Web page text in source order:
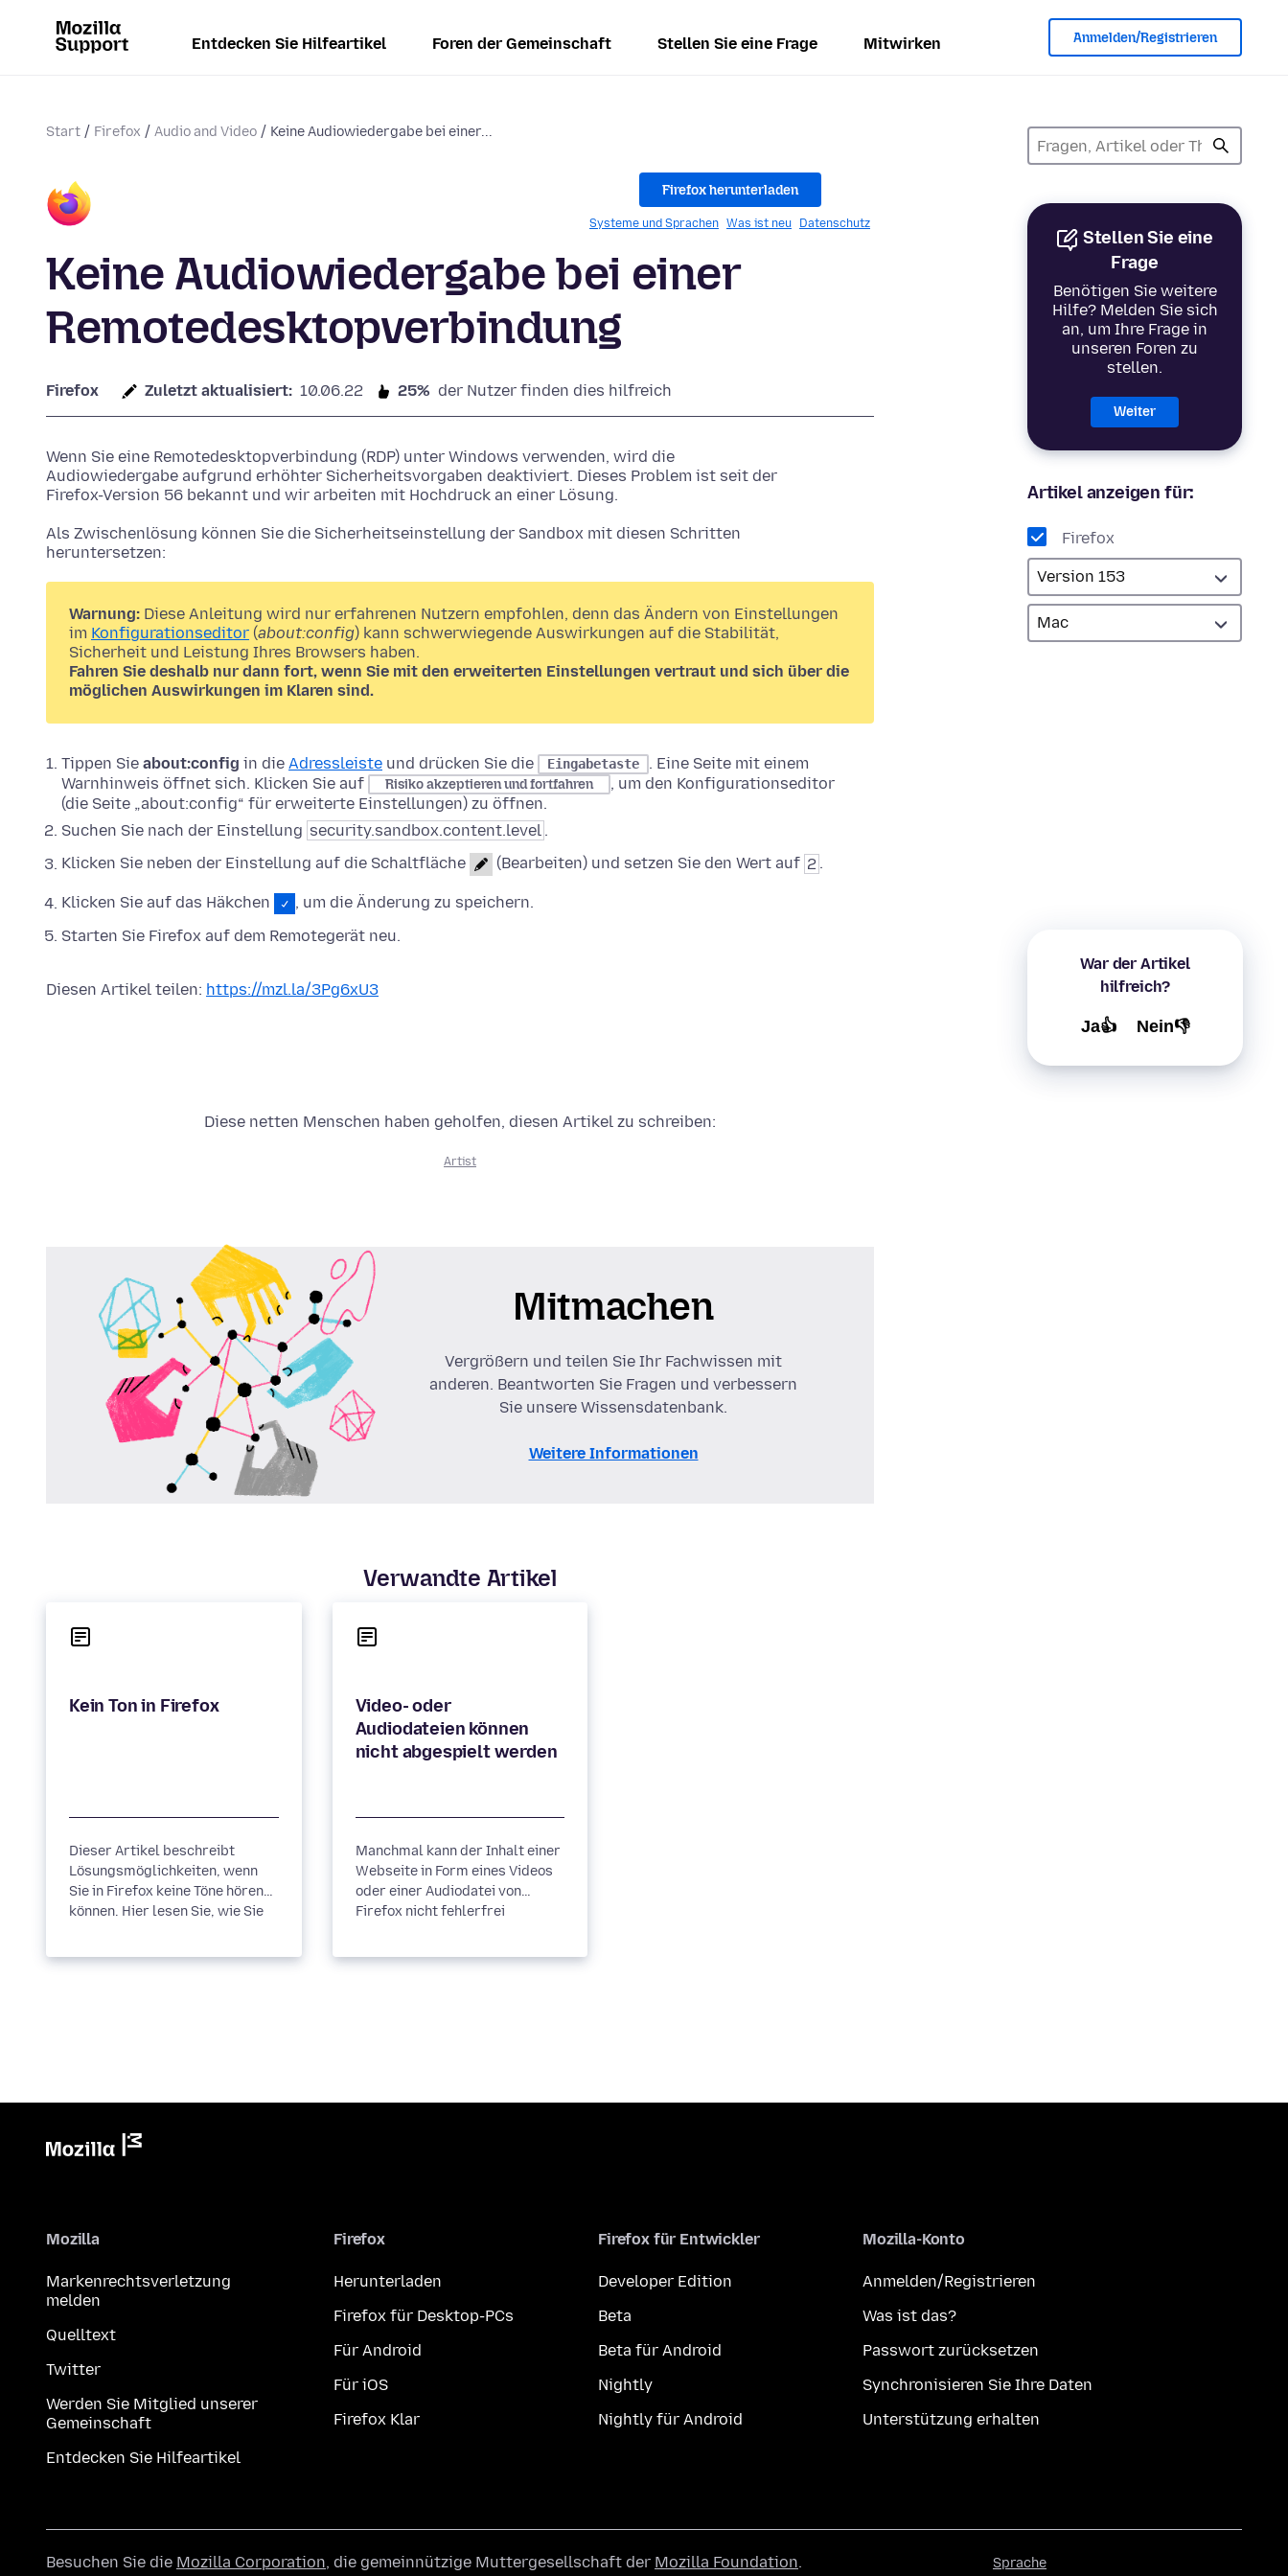
Entdecken Sie Hilfeartikel Foren der Gemeinschaft Stellen Sie eine Frage Mitwirken Anmelden/Registrieren
Start Firefox Audio and Video Keine Audiowiedergabe bei einer...
Stellen Sie eine
Frage
Benötigen Sie weitere
Hilfe? Melden Sie sich
an, um Ihre Frage in
unseren Foren zu
stellen.
Weiter
Artikel anzeigen für:
Firefox
War der Artikel
hilfreich?
Ja👍 Nein👎
Firefox herunterladen
Systeme und Sprachen Was ist neu Datenschutz
Keine Audiowiedergabe bei einer
Remotedesktopverbindung
Firefox Zuletzt aktualisiert: 10.06.22 25% der Nutzer finden dies hilfreich
Wenn Sie eine Remotedesktopverbindung (RDP) unter Windows verwenden, wird die
Audiowiedergabe aufgrund erhöhter Sicherheitsvorgaben deaktiviert. Dieses Problem ist seit der
Firefox-Version 56 bekannt und wir arbeiten mit Hochdruck an einer Lösung.
Als Zwischenlösung können Sie die Sicherheitseinstellung der Sandbox mit diesen Schritten
heruntersetzen:
Warnung: Diese Anleitung wird nur erfahrenen Nutzern empfohlen, denn das Ändern von Einstellungen
im Konfigurationseditor (about:config) kann schwerwiegende Auswirkungen auf die Stabilität,
Sicherheit und Leistung Ihres Browsers haben.
Fahren Sie deshalb nur dann fort, wenn Sie mit den erweiterten Einstellungen vertraut und sich über die
möglichen Auswirkungen im Klaren sind.
Tippen Sie about:config in die Adressleiste und drücken Sie die Eingabetaste
. Eine Seite mit einem
Warnhinweis öffnet sich. Klicken Sie auf
Risiko akzeptieren und fortfahren
, um den Konfigurationseditor
(die Seite „about:config“ für erweiterte Einstellungen) zu öffnen.
Suchen Sie nach der Einstellung security.sandbox.content.level .
Klicken Sie neben der Einstellung auf die Schaltfläche
(Bearbeiten) und setzen Sie den Wert auf 2 .
Klicken Sie auf das Häkchen
, um die Änderung zu speichern.
Starten Sie Firefox auf dem Remotegerät neu.
Diesen Artikel teilen: https://mzl.la/3Pg6xU3
Diese netten Menschen haben geholfen, diesen Artikel zu schreiben:
Artist
Mitmachen
Vergrößern und teilen Sie Ihr Fachwissen mit
anderen. Beantworten Sie Fragen und verbessern
Sie unsere Wissensdatenbank.
Weitere Informationen
Verwandte Artikel
Kein Ton in Firefox
Dieser Artikel beschreibt
Lösungsmöglichkeiten, wenn
Sie in Firefox keine Töne hören
können. Hier lesen Sie, wie Sie
Video- oder
Audiodateien können
Manchmal kann der Inhalt einer
Webseite in Form eines Videos
oder einer Audiodatei von
Firefox nicht fehlerfrei
Mozilla
Markenrechtsverletzung
melden
Quelltext
Twitter
Werden Sie Mitglied unserer
Gemeinschaft
Entdecken Sie Hilfeartikel
Firefox
Herunterladen
Firefox für Desktop-PCs
Für Android
Für iOS
Firefox Klar
Firefox für Entwickler
Developer Edition
Beta
Beta für Android
Nightly
Nightly für Android
Mozilla-Konto
Anmelden/Registrieren
Was ist das?
Passwort zurücksetzen
Synchronisieren Sie Ihre Daten
Unterstützung erhalten
Sprache
Besuchen Sie die Mozilla Corporation, die gemeinnützige Muttergesellschaft der Mozilla Foundation.